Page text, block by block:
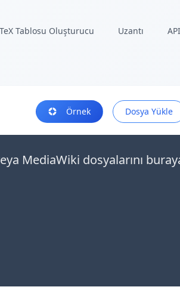
Tablosu Oluşturucu Uzantı API
Örnek Dosya Yükle
MediaWiki dosyalarını